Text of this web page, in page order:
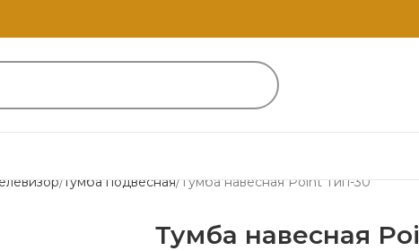
тумба подвесная Тумба навесная Point Тип-30
Тумба навесная